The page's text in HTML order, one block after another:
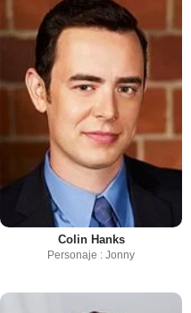
Colin Hanks
Personaje : Jonny